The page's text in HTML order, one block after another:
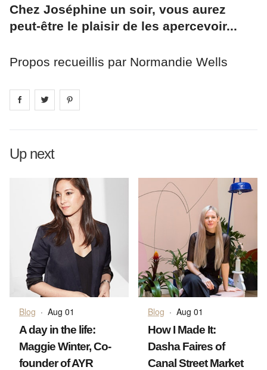
Chez Joséphine un soir, vous aurez
peut-être le plaisir de les apercevoir...
Propos recueillis par Normandie Wells
Share on facebook
Share on
Up next
Blog · Aug 01
A day in the life:
Maggie Winter, Co-
founder of AYR
Blog · Aug 01
How I Made It:
Dasha Faires of
Canal Street Market